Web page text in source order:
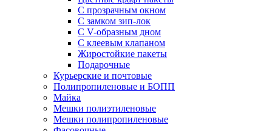
С прозрачным окном
С замком зип-лок
С V-образным дном
С клеевым клапаном
Жиростойкие пакеты
Подарочные
Курьерские и почтовые
Полипропиленовые и БОПП
Майка
Мешки полиэтиленовые
Мешки полипропиленовые